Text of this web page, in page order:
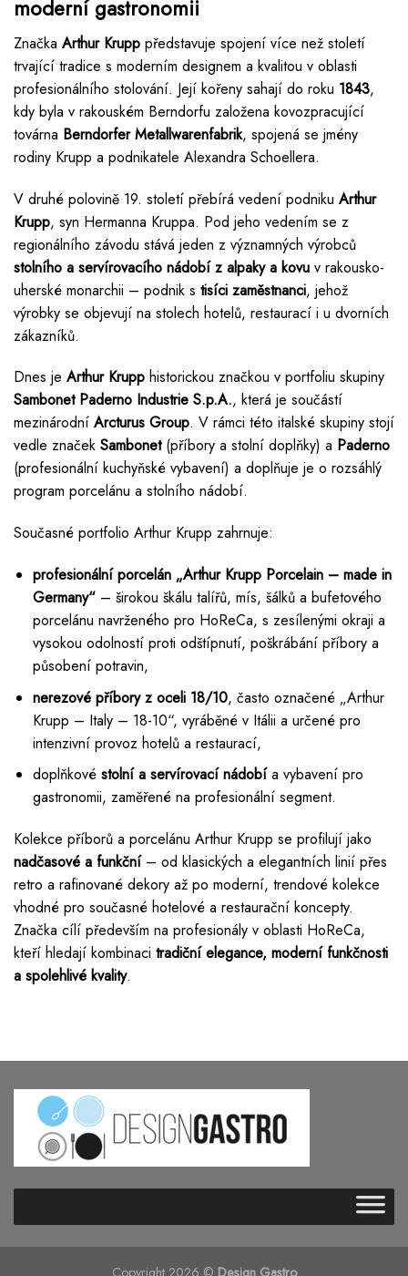
moderní gastronomii
Značka Arthur Krupp představuje spojení více než století
trvající tradice s moderním designem a kvalitou v oblasti
profesionálního stolování. Její kořeny sahají do roku 1843,
kdy byla v rakouském Berndorfu založena kovozpracující
továrna Berndorfer Metallwarenfabrik, spojená se jmény
rodiny Krupp a podnikatele Alexandra Schoellera.
V druhé polovině 19. století přebírá vedení podniku Arthur
Krupp, syn Hermanna Kruppa. Pod jeho vedením se z
regionálního závodu stává jeden z významných výrobců
stolního a servírovacího nádobí z alpaky a kovu v rakousko-
uherské monarchii – podnik s tisíci zaměstnanci, jehož
výrobky se objevují na stolech hotelů, restaurací i u dvorních
zákazníků.
Dnes je Arthur Krupp historickou značkou v portfoliu skupiny
Sambonet Paderno Industrie S.p.A., která je součástí
mezinárodní Arcturus Group. V rámci této italské skupiny stojí
vedle značek Sambonet(příbory a stolní doplňky) a Paderno
(profesionální kuchyňské vybavení) a doplňuje je o rozsáhlý
program porcelánu a stolního nádobí.
Současné portfolio Arthur Krupp zahrnuje:
profesionální porcelán „Arthur Krupp Porcelain – made in
Germany“– širokou škálu talířů, mís, šálků a bufetového
porcelánu navrženého pro HoReCa, s zesílenými okraji a
vysokou odolností proti odštípnutí, poškrábání příbory a
působení potravin,
nerezové příbory z oceli 18/10, často označené „Arthur
Krupp – Italy – 18-10“, vyráběné v Itálii a určené pro
intenzivní provoz hotelů a restaurací,
doplňkové stolní a servírovací nádobía vybavení pro
gastronomii, zaměřené na profesionální segment.
Kolekce příborů a porcelánu Arthur Krupp se profilují jako
nadčasové a funkční– od klasických a elegantních linií přes
retro a rafinované dekory až po moderní, trendové kolekce
vhodné pro současné hotelové a restaurační koncepty.
Značka cílí především na profesionály v oblasti HoReCa,
kteří hledají kombinaci tradiční elegance, moderní funkčnosti
a spolehlivé kvality.